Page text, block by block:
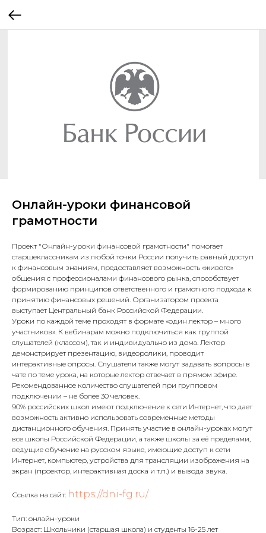
Онлайн-уроки финансовой
грамотности
Проект "Онлайн-уроки финансовой грамотности" помогает
старшеклассникам из любой точки России получить равный доступ
к финансовым знаниям, предоставляет возможность «живого»
общения с профессионалами финансового рынка, способствует
формированию принципов ответственного и грамотного подхода к
принятию финансовых решений. Организатором проекта
выступает Центральный банк Российской Федерации.
Уроки по каждой теме проходят в формате «один лектор – много
участников». К вебинарам можно подключиться как группой
слушателей (классом), так и индивидуально из дома. Лектор
демонстрирует презентацию, видеоролики, проводит
интерактивные опросы. Слушатели также могут задавать вопросы в
чате по теме урока, на которые лектор отвечает в прямом эфире.
Рекомендованное количество слушателей при групповом
подключении – не более 30 человек.
90% российских школ имеют подключение к сети Интернет, что дает
возможность активно использовать современные методы
дистанционного обучения. Принять участие в онлайн-уроках могут
все школы Российской Федерации, а также школы за её пределами,
ведущие обучение на русском языке, имеющие доступ к сети
Интернет, компьютер, устройства для трансляции изображения на
экран (проектор, интерактивная доска и т.п.) и вывода звука.
Ссылка на сайт: https://dni-fg.ru/
Тип: онлайн-уроки
Возраст: Школьники (старшая школа) и студенты 16-25 лет